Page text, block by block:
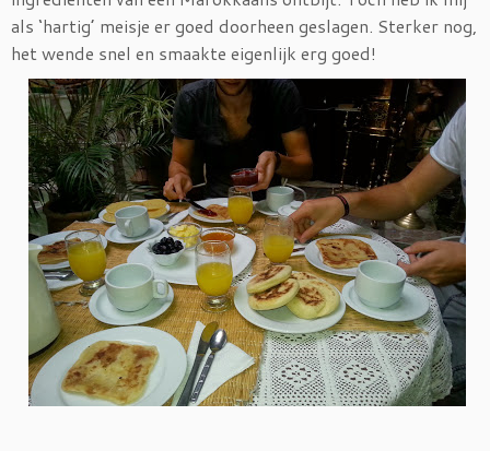
als ‘hartig’ meisje er goed doorheen geslagen. Sterker nog,
het wende snel en smaakte eigenlijk erg goed!